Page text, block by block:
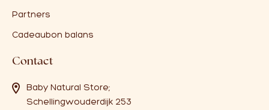
Partners
Cadeaubon balans
Contact
Baby Natural Store;
Schellingwouderdijk 253